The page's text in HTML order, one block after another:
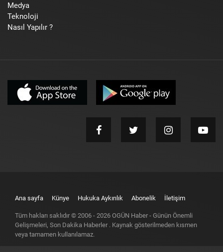
Medya
Teknoloji
Nasıl Yapılır ?
Ana sayfa Künye Hukuka Aykırılık Abonelik İletişim
Tüm hakları saklıdır © 2006 - 2026 OGÜN Haber - Günün Önemli
Gelişmeleri, Son Dakika Haberler . Kaynak gösterilmeden kısmen
veya tamamen kullanılamaz.